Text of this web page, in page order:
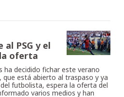
al PSG y el
oferta
ha decidido fichar este verano
que está abierto al traspaso y ya
futbolista, espera la oferta del
varios medios y han